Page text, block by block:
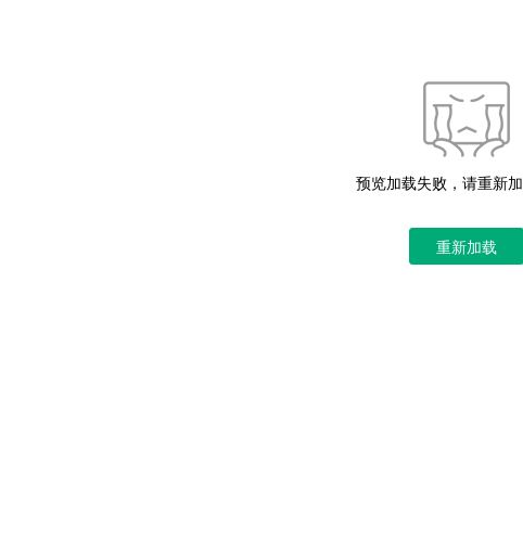
预览加载失败，请重新
重新加载